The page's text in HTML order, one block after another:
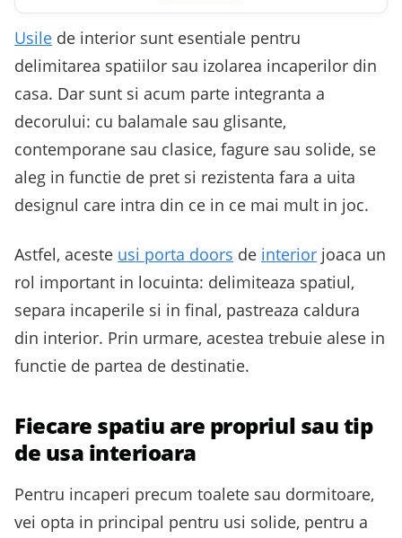
Usile de interior sunt esentiale pentru
delimitarea spatiilor sau izolarea incaperilor din
casa. Dar sunt si acum parte integranta a
decorului: cu balamale sau glisante,
contemporane sau clasice, fagure sau solide, se
aleg in functie de pret si rezistenta fara a uita
designul care intra din ce in ce mai mult in joc.
Astfel, aceste usi porta doors de interior joaca un
rol important in locuinta: delimiteaza spatiul,
separa incaperile si in final, pastreaza caldura
din interior. Prin urmare, acestea trebuie alese in
functie de partea de destinatie.
Fiecare spatiu are propriul sau tip
de usa interioara
Pentru incaperi precum toalete sau dormitoare,
vei opta in principal pentru usi solide, pentru a